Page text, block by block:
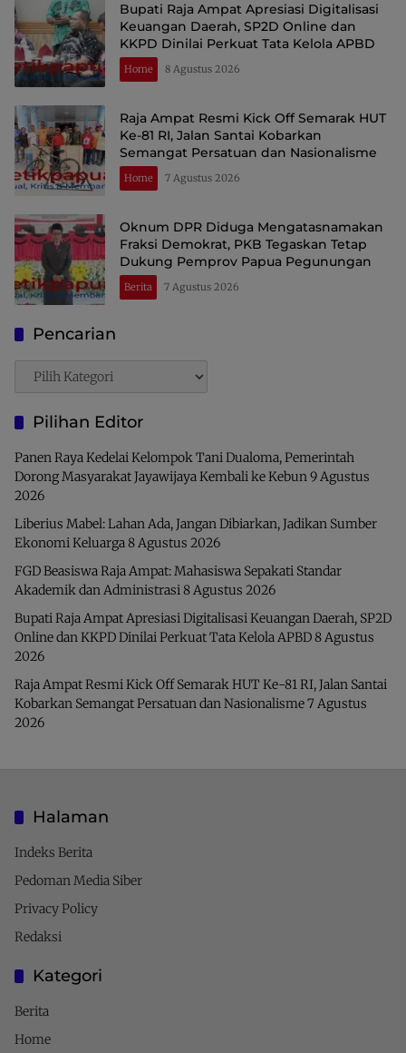
Bupati Raja Ampat Apresiasi Digitalisasi
Keuangan Daerah, SP2D Online dan
KKPD Dinilai Perkuat Tata Kelola APBD
Home 8 Agustus 2026
Raja Ampat Resmi Kick Off Semarak HUT
Ke-81 RI, Jalan Santai Kobarkan
Semangat Persatuan dan Nasionalisme
Home 7 Agustus 2026
Oknum DPR Diduga Mengatasnamakan
Fraksi Demokrat, PKB Tegaskan Tetap
Dukung Pemprov Papua Pegunungan
Berita 7 Agustus 2026
Pencarian
Pencarian
Pilihan Editor
Panen Raya Kedelai Kelompok Tani Dualoma, Pemerintah
Dorong Masyarakat Jayawijaya Kembali ke Kebun9 Agustus
2026
Liberius Mabel: Lahan Ada, Jangan Dibiarkan, Jadikan Sumber
Ekonomi Keluarga8 Agustus 2026
FGD Beasiswa Raja Ampat: Mahasiswa Sepakati Standar
Akademik dan Administrasi8 Agustus 2026
Bupati Raja Ampat Apresiasi Digitalisasi Keuangan Daerah, SP2D
Online dan KKPD Dinilai Perkuat Tata Kelola APBD8 Agustus
2026
Raja Ampat Resmi Kick Off Semarak HUT Ke-81 RI, Jalan Santai
Kobarkan Semangat Persatuan dan Nasionalisme7 Agustus
2026
Halaman
Indeks Berita
Pedoman Media Siber
Privacy Policy
Redaksi
Kategori
Berita
Home